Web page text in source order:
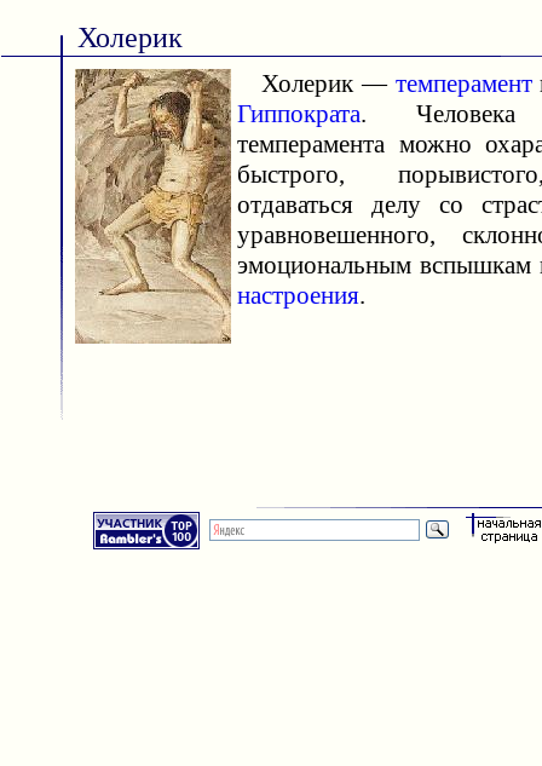
Холерик
Холерик — темперамент
Гиппократа. Человека
темперамента можно
быстрого,
отдаваться делу со
уравновешенного,
эмоциональным вспышкам
настроения.